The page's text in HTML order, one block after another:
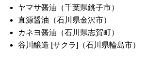
ヤマサ醤油（千葉県銚子市）
直源醤油（石川県金沢市）
カネヨ醤油（石川県志賀町）
谷川醸造 [サクラ]（石川県輪島市）